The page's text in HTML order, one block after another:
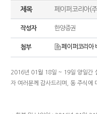
제목 페이퍼코리아(
작성자 한양증권
첨부 페이퍼코리아
2016년 01월 18일 ~ 19일 양일간
자 여러분께 감사드리며, 동 주식에